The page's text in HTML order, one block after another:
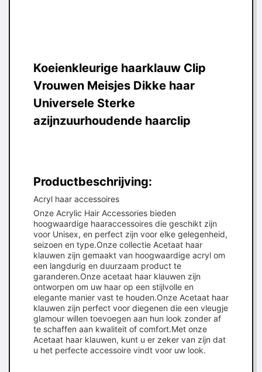
Koeienkleurige haarklauw Clip
Vrouwen Meisjes Dikke haar
Universele Sterke
azijnzuurhoudende haarclip
Productbeschrijving:
Acryl haar accessoires
Onze Acrylic Hair Accessories bieden
hoogwaardige haaraccessoires die geschikt zijn
voor Unisex, en perfect zijn voor elke gelegenheid,
seizoen en type.Onze collectie Acetaat haar
klauwen zijn gemaakt van hoogwaardige acryl om
een langdurig en duurzaam product te
garanderen.Onze acetaat haar klauwen zijn
ontworpen om uw haar op een stijlvolle en
elegante manier vast te houden.Onze Acetaat haar
klauwen zijn perfect voor diegenen die een vleugje
glamour willen toevoegen aan hun look zonder af
te schaffen aan kwaliteit of comfort.Met onze
Acetaat haar klauwen, kunt u er zeker van zijn dat
u het perfecte accessoire vindt voor uw look.